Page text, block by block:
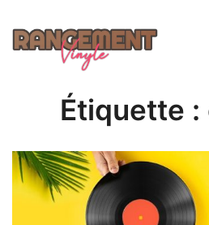
content
Rangement vinyle
Étiquette :